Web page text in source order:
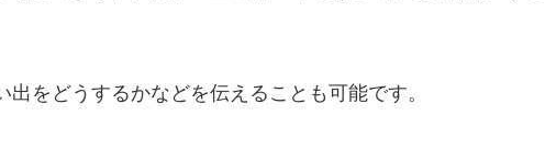
出をどうするかなどを伝えることも可能です。